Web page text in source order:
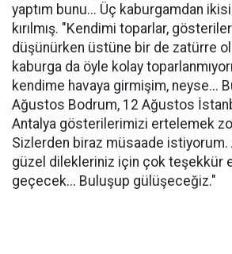
yaptım bunu... Üç kaburgamdan
kırılmış. "Kendimi toparlar,
düşünürken üstüne bir de zatürre
kaburga da öyle kolay
kendime havaya girmişim, neyse...
Ağustos Bodrum, 12 Ağustos
Antalya gösterilerimizi ertelemek
Sizlerden biraz müsaade istiyorum.
güzel dilekleriniz için çok teşekkür
geçecek... Buluşup gülüşeceğiz."